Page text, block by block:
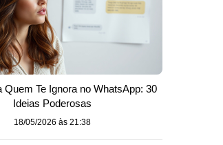
Quem Te Ignora no WhatsApp: 30
Ideias Poderosas
18/05/2026 às 21:38